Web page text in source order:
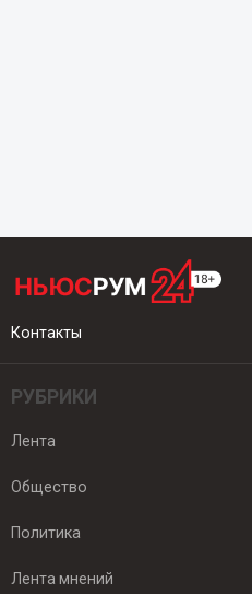
Контакты
РУБРИКИ
Лента
Общество
Политика
Лента мнений